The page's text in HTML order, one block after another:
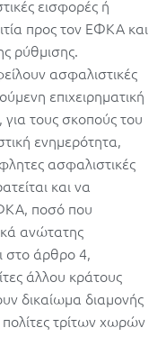
εισφορές ή
προς τον ΕΦΚΑ και
ρύθμισης.
ασφαλιστικές
επιχειρηματική
τους σκοπούς του
ενημερότητα,
ασφαλιστικές
και να
ποσό που
ανώτατης
στο άρθρο 4,
άλλου κράτους
δικαίωμα διαμονής
τρίτων χωρών